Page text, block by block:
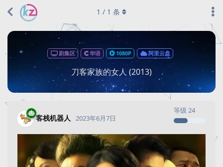
剧集区 华语 1080P 阿里云盘
刀客家族的女人 (2013)
1 / 1 条
客栈机器人
等级 24
2023年6月7日